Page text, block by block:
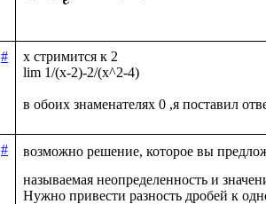
#
x стримится к 2
lim 1/(x-2)-2/(x^2-4)
#
возможно решение, которое вы
называемая неопределенность и
Нужно привести разность дробей к